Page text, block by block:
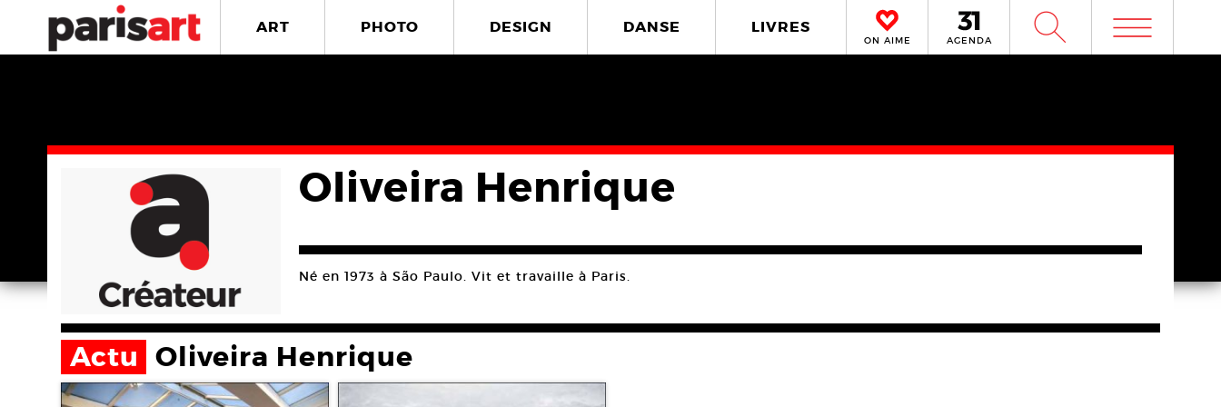
ART PHOTO DESIGN DANSE LIVRES
ON AIME AGENDA W m
Oliveira Henrique
Né en 1973 à São Paulo. Vit et travaille à Paris.
Actu Oliveira Henrique